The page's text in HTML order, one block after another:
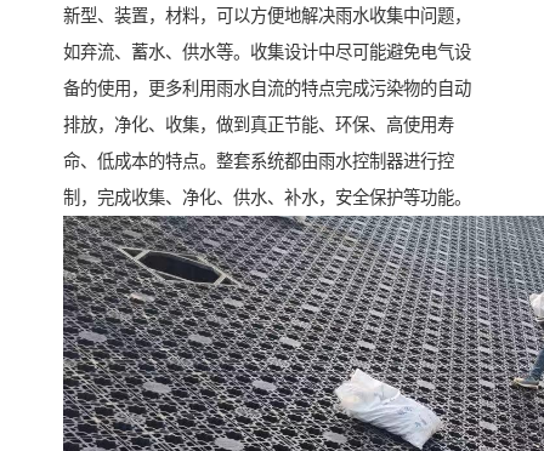
新型、装置，材料，可以方便地解决雨水收集中问题，
如弃流、蓄水、供水等。收集设计中尽可能避免电气设
备的使用，更多利用雨水自流的特点完成污染物的自动
排放，净化、收集，做到真正节能、环保、高使用寿
命、低成本的特点。整套系统都由雨水控制器进行控
制，完成收集、净化、供水、补水，安全保护等功能。